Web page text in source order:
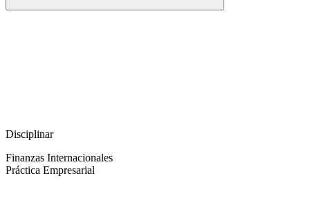
Disciplinar
Finanzas Internacionales
Práctica Empresarial